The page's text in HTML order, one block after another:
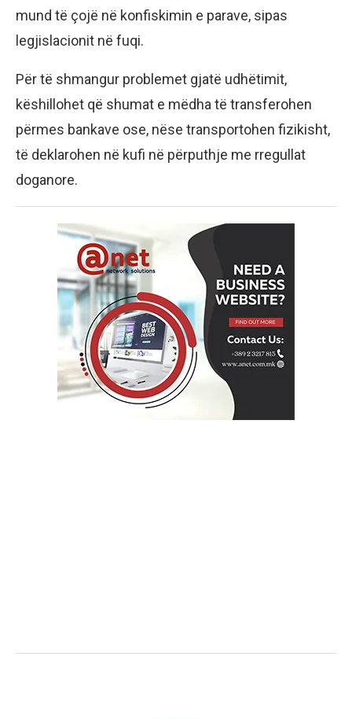
mund të çojë në konfiskimin e parave, sipas
legjislacionit në fuqi.
Për të shmangur problemet gjatë udhëtimit,
këshillohet që shumat e mëdha të transferohen
përmes bankave ose, nëse transportohen fizikisht,
të deklarohen në kufi në përputhje me rregullat
doganore.